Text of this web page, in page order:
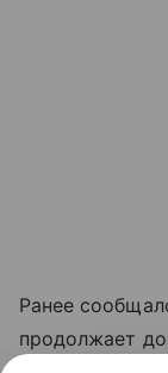
Ранее
продолжает